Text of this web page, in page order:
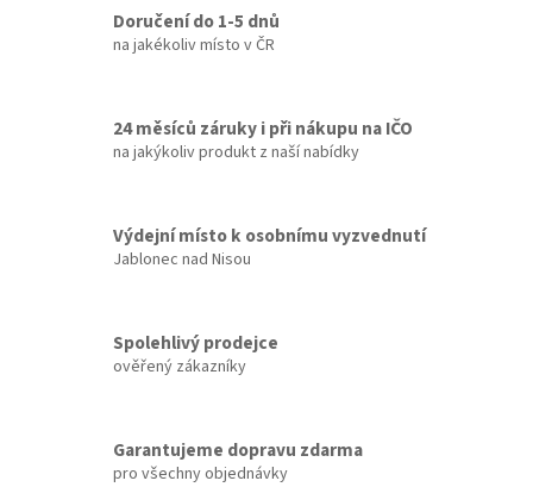
Doručení do 1-5 dnů
na jakékoliv místo v ČR
24 měsíců záruky i při nákupu na IČO
na jakýkoliv produkt z naší nabídky
Výdejní místo k osobnímu vyzvednutí
Jablonec nad Nisou
Spolehlivý prodejce
ověřený zákazníky
Garantujeme dopravu zdarma
pro všechny objednávky